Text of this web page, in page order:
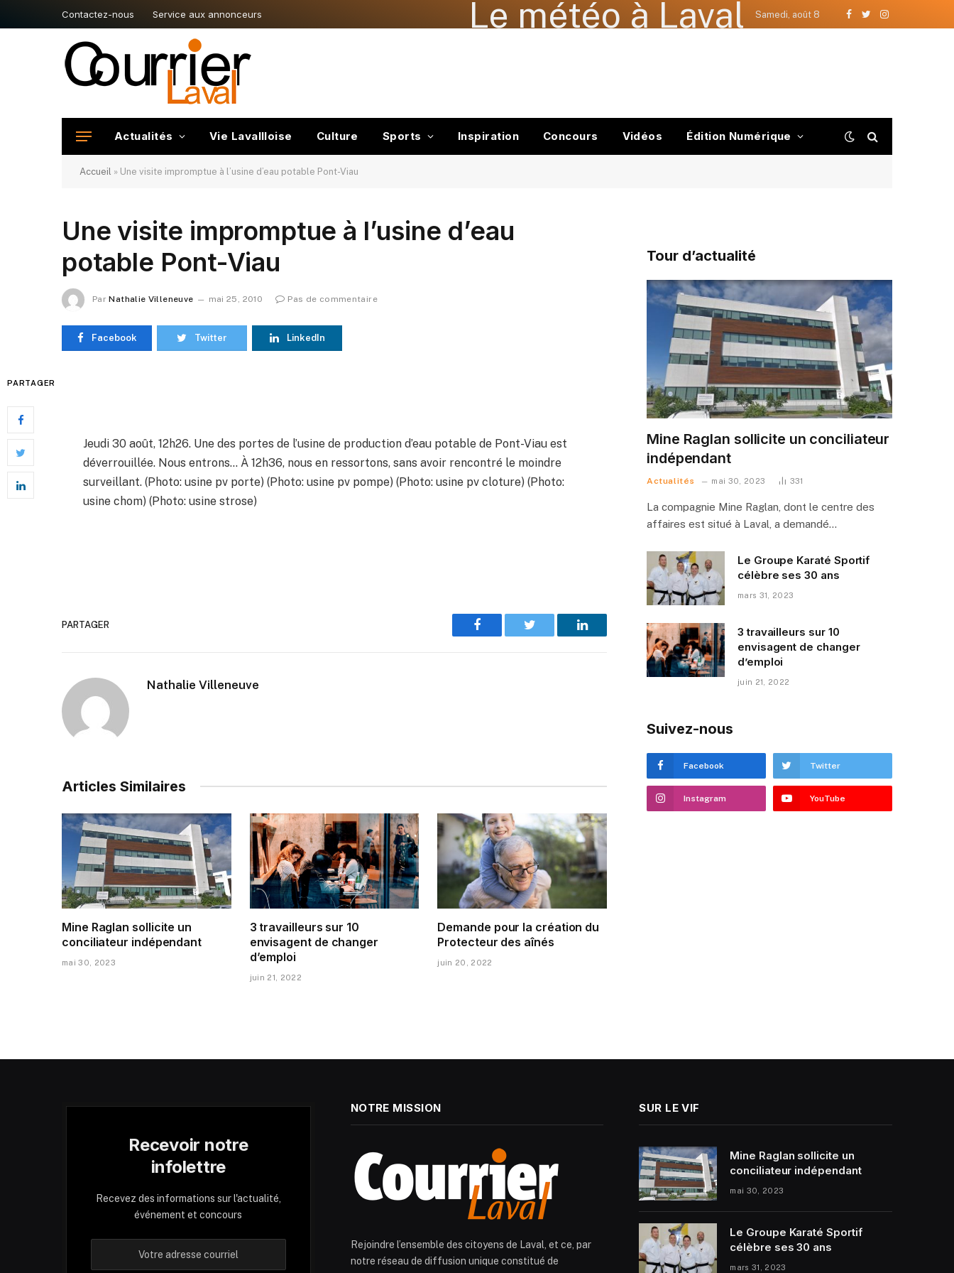
Contactez-nous Service aux annonceurs Le météo à Laval Samedi, août 8
Facebook
TwitterInstagram
Actualités Vie Lavallloise Culture Sports Inspiration Concours Vidéos Édition Numérique
Accueil » Une visite impromptue à l’usine d’eau potable Pont-Viau
Une visite impromptue à l’usine d’eau
potable Pont-Viau
Par Nathalie Villeneuve mai 25, 2010 Pas de commentaire
Facebook Twitter LinkedIn
PARTAGER
Jeudi 30 août, 12h26. Une des portes de l’usine de production d’eau potable de Pont-Viau est
déverrouillée. Nous entrons… À 12h36, nous en ressortons, sans avoir rencontré le moindre
surveillant. (Photo: usine pv porte) (Photo: usine pv pompe) (Photo: usine pv cloture) (Photo:
usine chom) (Photo: usine strose)
PARTAGER
Facebook Twitter LinkedIn
Nathalie Villeneuve
Articles Similaires
Mine Raglan sollicite un
conciliateur indépendant
mai 30, 2023
3 travailleurs sur 10
envisagent de changer
d’emploi
juin 21, 2022
Demande pour la création du
Protecteur des aînés
juin 20, 2022
Tour d’actualité
Mine Raglan sollicite un conciliateur
indépendant
Actualités mai 30, 2023 331
La compagnie Mine Raglan, dont le centre des
affaires est situé à Laval, a demandé…
Le Groupe Karaté Sportif
célèbre ses 30 ans
mars 31, 2023
3 travailleurs sur 10
envisagent de changer
d’emploi
juin 21, 2022
Suivez-nous
Facebook Twitter
Instagram YouTube
Recevoir notre
infolettre
Recevez des informations sur l'actualité,
événement et concours
NOTRE MISSION
Rejoindre l’ensemble des citoyens de Laval, et ce, par
notre réseau de diffusion unique constitué de
SUR LE VIF
Mine Raglan sollicite un
conciliateur indépendant
mai 30, 2023
Le Groupe Karaté Sportif
célèbre ses 30 ans
mars 31, 2023